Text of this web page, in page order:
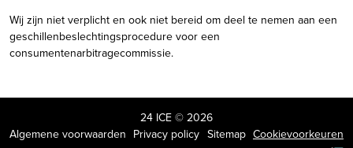
Wij zijn niet verplicht en ook niet bereid om deel te nemen aan een
geschillenbeslechtingsprocedure voor een
consumentenarbitragecommissie.
24 ICE © 2026
Algemene voorwaarden Privacy policy Sitemap Cookievoorkeuren